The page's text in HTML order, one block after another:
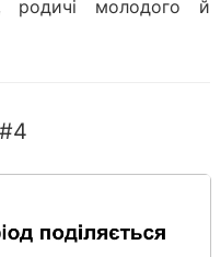
родичі молодого й